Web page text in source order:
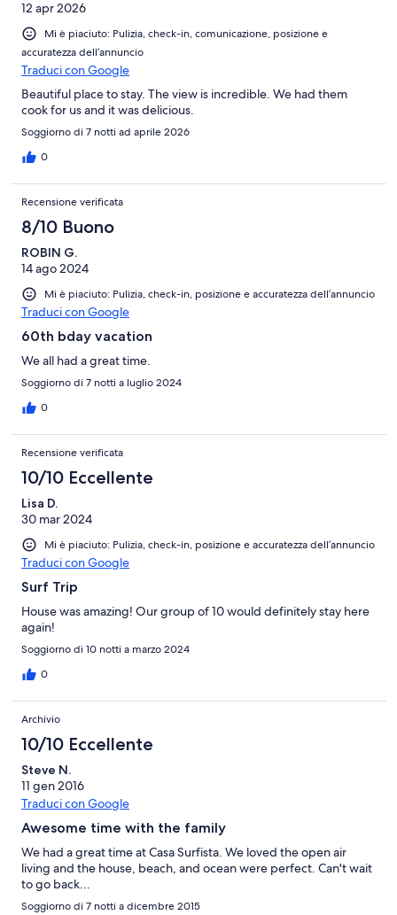
12 apr 2026
Mi è piaciuto: Pulizia, check-in, comunicazione, posizione e
accuratezza dell’annuncio
Traduci con Google
Beautiful place to stay. The view is incredible. We had them
cook for us and it was delicious.
Soggiorno di 7 notti ad aprile 2026
0
Recensione verificata
8/10 Buono
ROBIN G.
14 ago 2024
Mi è piaciuto: Pulizia, check-in, posizione e accuratezza dell’annuncio
Traduci con Google
60th bday vacation
We all had a great time.
Soggiorno di 7 notti a luglio 2024
0
Recensione verificata
10/10 Eccellente
Lisa D.
30 mar 2024
Mi è piaciuto: Pulizia, check-in, posizione e accuratezza dell’annuncio
Traduci con Google
Surf Trip
House was amazing! Our group of 10 would definitely stay here
again!
Soggiorno di 10 notti a marzo 2024
0
Archivio
10/10 Eccellente
Steve N.
11 gen 2016
Traduci con Google
Awesome time with the family
We had a great time at Casa Surfista. We loved the open air
living and the house, beach, and ocean were perfect. Can't wait
to go back...
Soggiorno di 7 notti a dicembre 2015